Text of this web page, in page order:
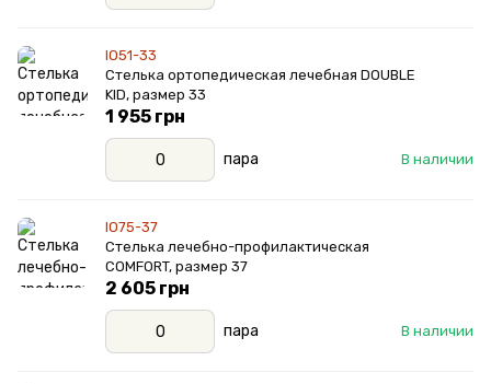
IO51-33
Стелька ортопедическая лечебная DOUBLE
KID, размер 33
В наличии
1 955 грн
пара
IO75-37
Стелька лечебно-профилактическая
COMFORT, размер 37
В наличии
2 605 грн
пара